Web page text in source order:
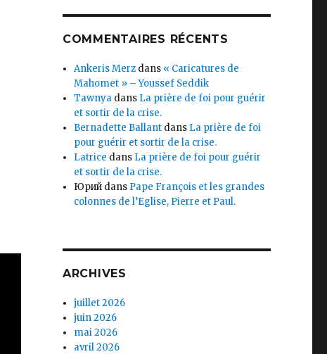
COMMENTAIRES RÉCENTS
Ankeris Merz dans « Caricatures de
Mahomet » – Youssef Seddik
Tawnya dans La prière de foi pour guérir
et sortir de la crise.
Bernadette Ballant dans La prière de foi
pour guérir et sortir de la crise.
Latrice dans La prière de foi pour guérir
et sortir de la crise.
Юрий dans Pape François et les grandes
colonnes de l’Eglise, Pierre et Paul.
ARCHIVES
juillet 2026
juin 2026
mai 2026
avril 2026